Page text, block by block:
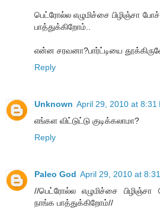
பெட்ரோல்ல எழுமிச்சை பிழிஞ்சா
பாத்துக்கிறோம்..
என்ன சரவனா?பார்ட்டியை
Reply
Unknown April 29, 2010 at 8:31
எங்கள விட்டுட்டு குடிக்கலாமா?
Reply
Paleo God April 29, 2010 at
//பெட்ரோல்ல எழுமிச்சை
நாங்க பாத்துக்கிறோம்//